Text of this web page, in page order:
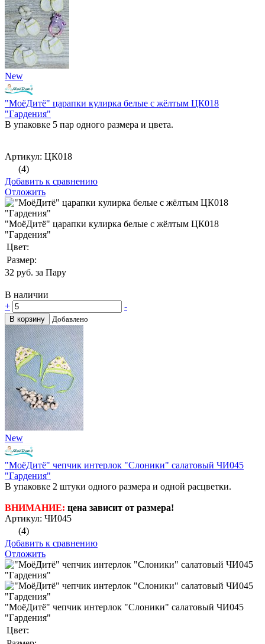
New
"МоёДитё" царапки кулирка белые с жёлтым ЦК018
"Гардения"
В упаковке 5 пар одного размера и цвета.
Артикул: ЦК018
(4)
Добавить к сравнению
Отложить
"МоёДитё" царапки кулирка белые с жёлтым ЦК018
"Гардения"
Цвет:
Размер:
32 руб. за Пару
В наличии
+
-
В корзину Добавлено
New
"МоёДитё" чепчик интерлок "Слоники" салатовый ЧИ045
"Гардения"
В упаковке 2 штуки одного размера и одной расцветки.
ВНИМАНИЕ: цена зависит от размера!
Артикул: ЧИ045
(4)
Добавить к сравнению
Отложить
"МоёДитё" чепчик интерлок "Слоники" салатовый ЧИ045
"Гардения"
Цвет: